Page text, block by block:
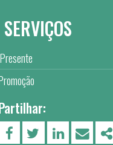
FACEBOOKDO INSTAGRAM
FACEBOOKTWITTERLINKEDIN
EMAIL